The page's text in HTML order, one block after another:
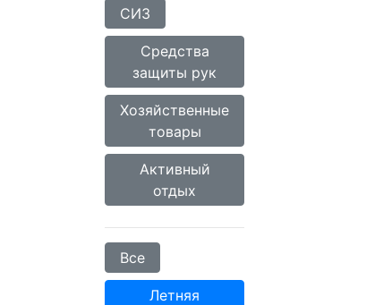
СИЗ
Средства
защиты рук
Хозяйственные
товары
Активный
отдых
Все
Летняя